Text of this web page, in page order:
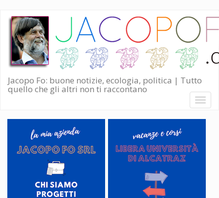
Salta
contenuto
principale
Jacopo Fo: buone notizie, ecologia, politica | Tutto
quello che gli altri non ti raccontano
Toggle